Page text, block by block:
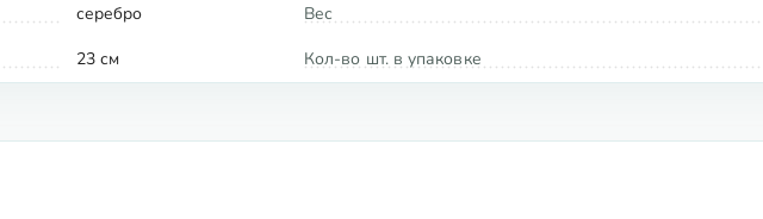
дизайном
серебро
23 см
Вес
Кол-во шт. в упаковке